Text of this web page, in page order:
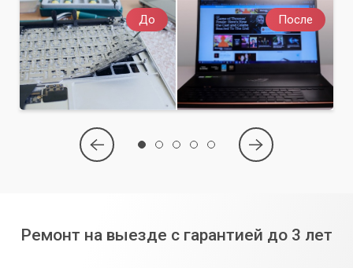
До После
Ремонт на выезде с гарантией до 3 лет